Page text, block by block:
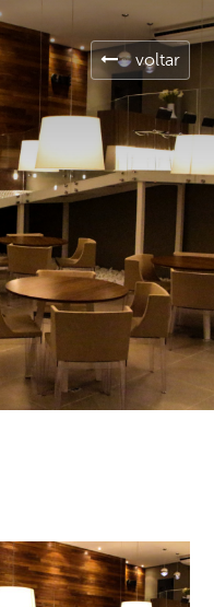
voltar